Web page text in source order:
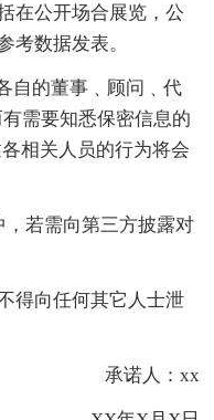
在公开场合展览，公
考数据发表。
的董事﹑顾问﹑代
需要知悉保密信息的
相关人员的行为将会
若需向第三方披露对
向任何其它人士泄
承诺人：xx